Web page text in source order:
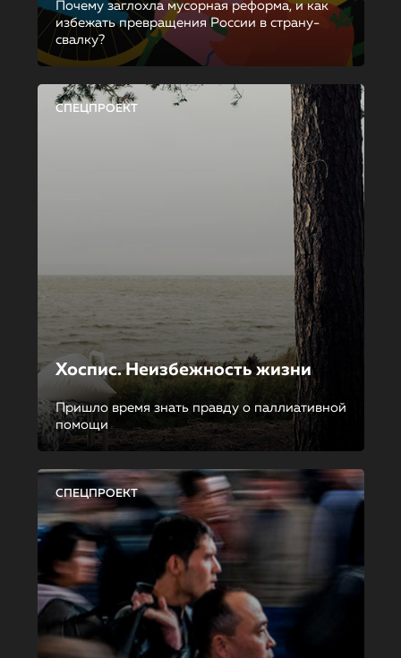
Почему заглохла мусорная реформа, и как
избежать превращения России в страну-
свалку?
СПЕЦПРОЕКТ
Хоспис. Неизбежность жизни
Пришло время знать правду о паллиативной
помощи
СПЕЦПРОЕКТ